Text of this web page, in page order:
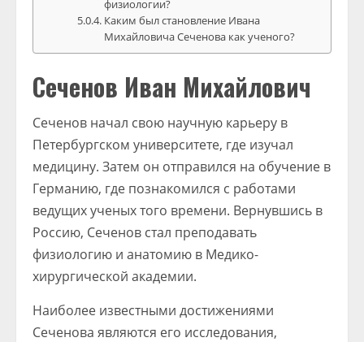
физиологии?
Каким был становление Ивана
Михайловича Сеченова как ученого?
Сеченов Иван Михайлович
Сеченов начал свою научную карьеру в
Петербургском университете, где изучал
медицину. Затем он отправился на обучение в
Германию, где познакомился с работами
ведущих ученых того времени. Вернувшись в
Россию, Сеченов стал преподавать
физиологию и анатомию в Медико-
хирургической академии.
Наиболее известными достижениями
Сеченова являются его исследования,